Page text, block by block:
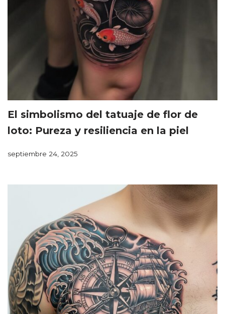
El simbolismo del tatuaje de flor de
loto: Pureza y resiliencia en la piel
septiembre 24, 2025